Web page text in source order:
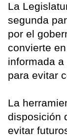
La
segunda
por el
convierte
informada
para evitar
La
disposición
evitar